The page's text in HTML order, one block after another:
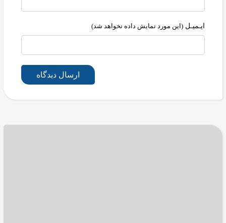
ایـمیـل (این مورد نمایش داده نخواهد شد)
ارسال دیدگاه